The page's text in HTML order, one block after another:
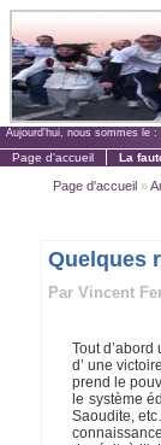
Aujourd'hui, nous sommes le :
Page d'accueil La
Page d'accueil»
Quelques
Par Vincent
Tout
d’ une
prend le
le système
Saoudite,